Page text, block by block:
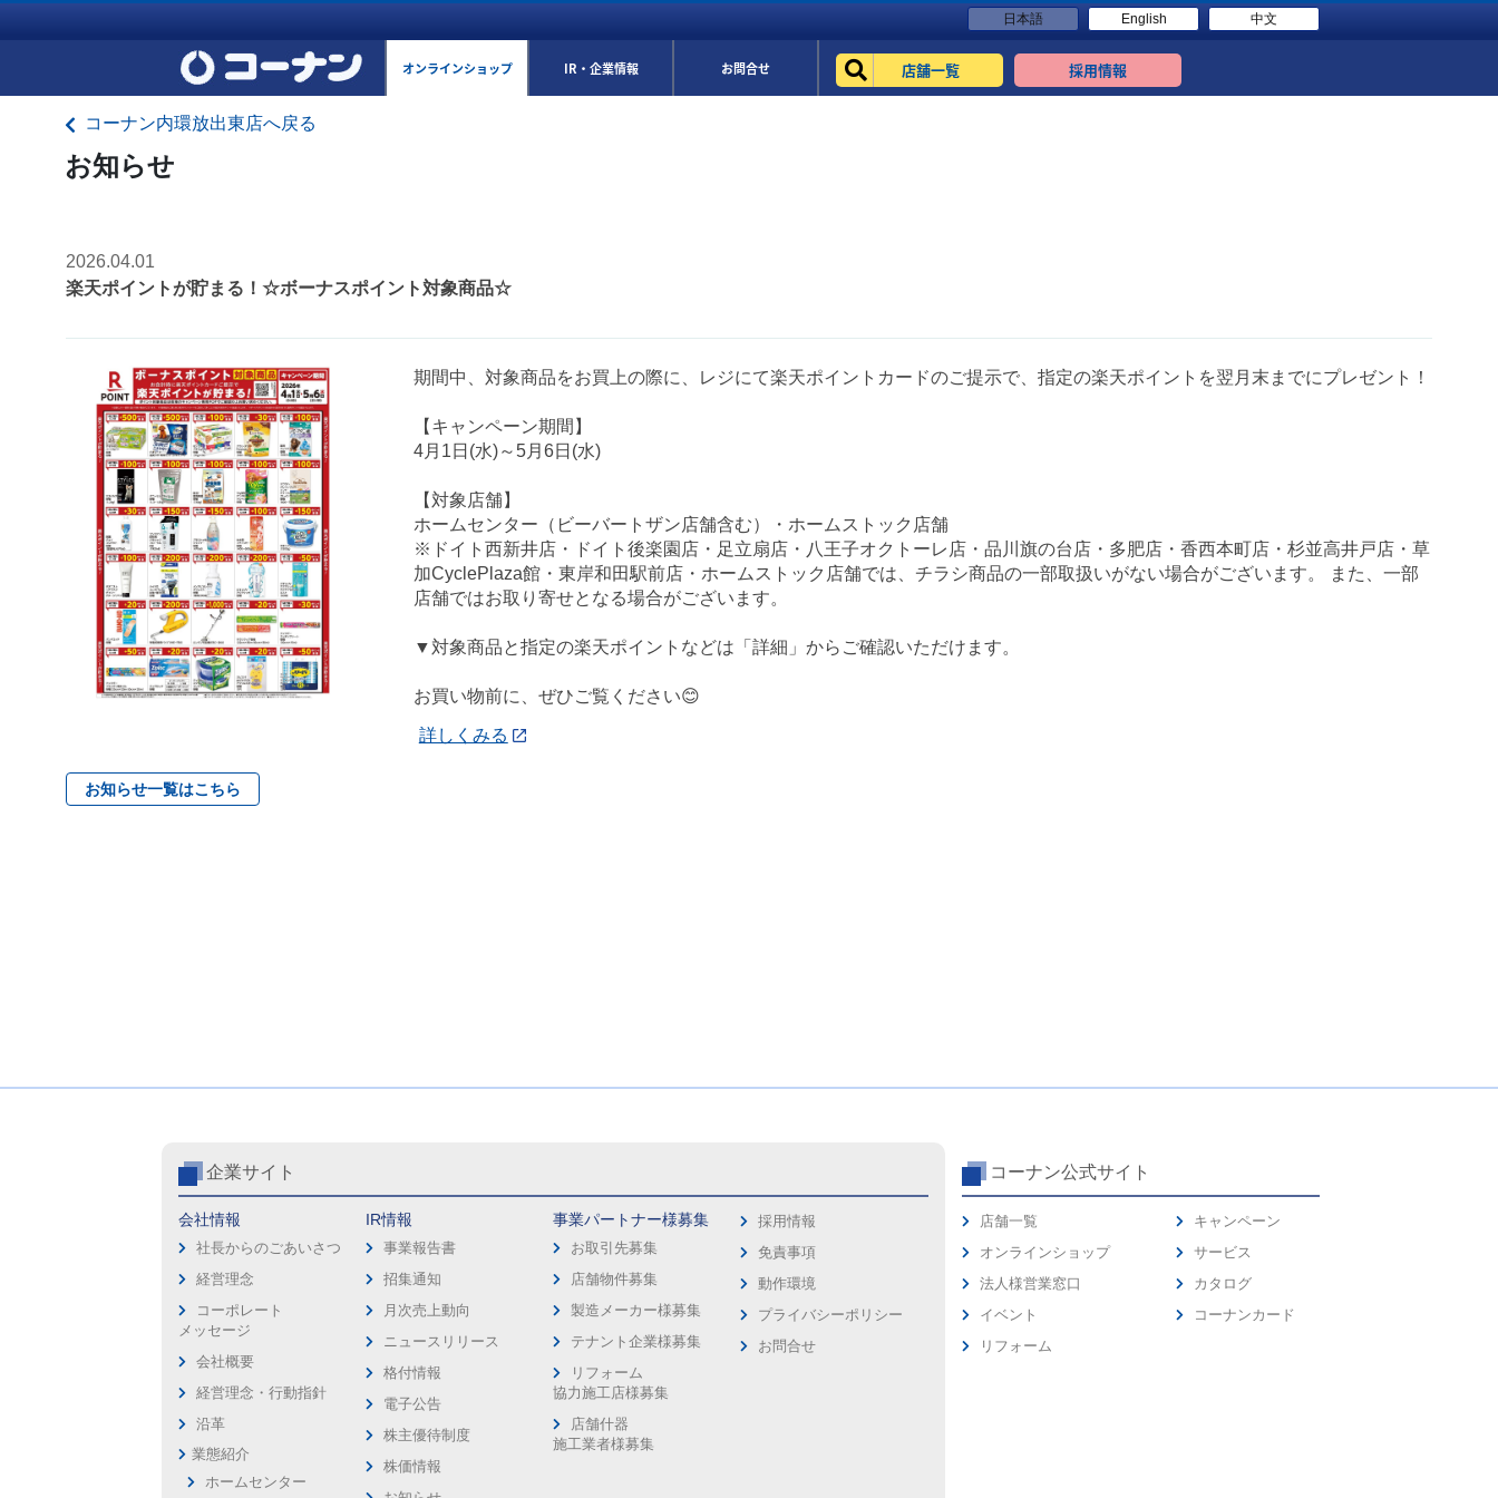
日本語 English 中文
オンラインショップ IR・企業情報 お問合せ 店舗一覧 採用情報
コーナン内環放出東店へ戻る
お知らせ
2026.04.01
楽天ポイントが貯まる！☆ボーナスポイント対象商品☆
期間中、対象商品をお買上の際に、レジにて楽天ポイントカードのご提示で、指定の楽天ポイントを翌月末までにプレゼント！
【キャンペーン期間】
4月1日(水)～5月6日(水)
【対象店舗】
ホームセンター（ビーバートザン店舗含む）・ホームストック店舗
※ドイト西新井店・ドイト後楽園店・足立扇店・八王子オクトーレ店・品川旗の台店・多肥店・香西本町店・杉並高井戸店・草
加CyclePlaza館・東岸和田駅前店・ホームストック店舗では、チラシ商品の一部取扱いがない場合がございます。 また、一部
店舗ではお取り寄せとなる場合がございます。
▼対象商品と指定の楽天ポイントなどは「詳細」からご確認いただけます。
お買い物前に、ぜひご覧ください😊
詳しくみる
お知らせ一覧はこちら
企業サイト
会社情報
社長からのごあいさつ
経営理念
コーポレート
メッセージ
会社概要
経営理念・行動指針
沿革
業態紹介
ホームセンター
IR情報
事業報告書
招集通知
月次売上動向
ニュースリリース
格付情報
電子公告
株主優待制度
株価情報
事業パートナー様募集
お取引先募集
店舗物件募集
製造メーカー様募集
テナント企業様募集
リフォーム
協力施工店様募集
店舗什器
施工業者様募集
採用情報
免責事項
動作環境
プライバシーポリシー
お問合せ
コーナン公式サイト
店舗一覧
オンラインショップ
法人様営業窓口
イベント
リフォーム
キャンペーン
サービス
カタログ
コーナンカード